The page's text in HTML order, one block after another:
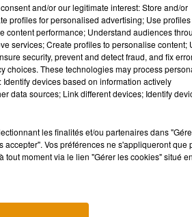
dérobé des
de Gidy, situé
employés. Selon
repérés au poids des
salariés aurait reconnu
huit mois de prison,
and/or our legitimate interest: Store and/or
profiles for personalised advertising; Use profiles
performance; Understand audiences
services; Create profiles to personalise content;
security, prevent and detect fraud, and fix
choices. These technologies may process
devices based on information actively
data sources; Link different devices; Identify
les finalités et/ou partenaires dans
Vos préférences ne s'appliqueront que
tout moment via le lien "Gérer les cookies" situé en